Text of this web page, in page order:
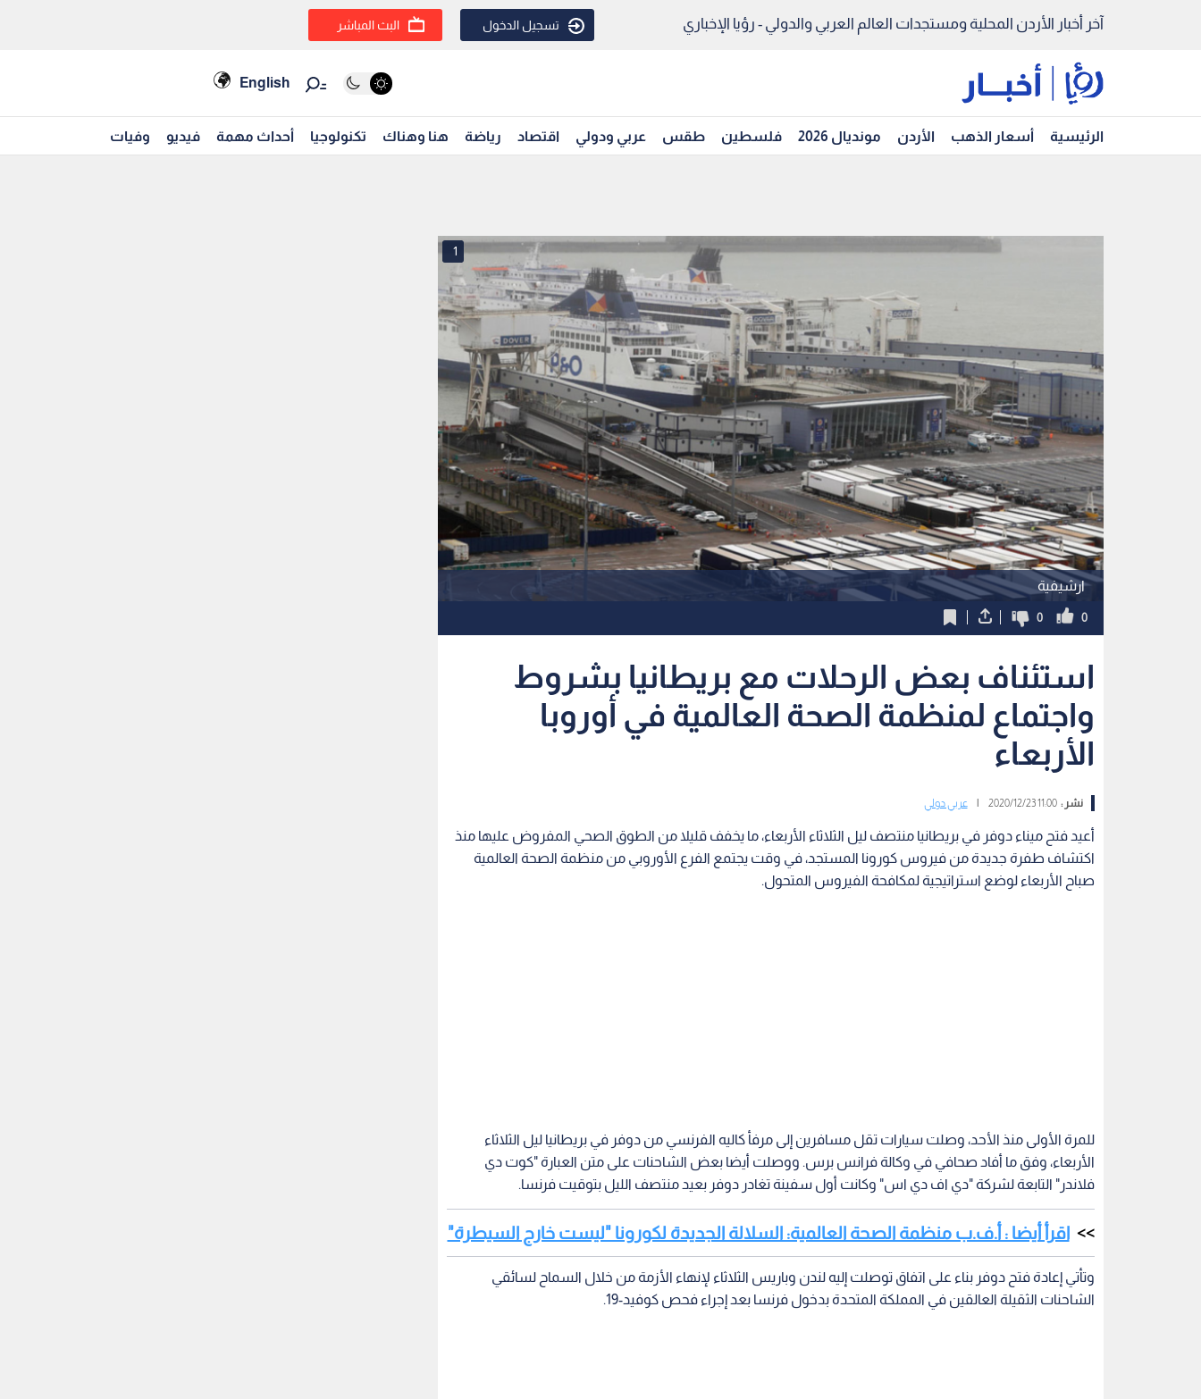
آخر أخبار الأردن المحلية ومستجدات العالم العربي والدولي - رؤيا الإخباري تسجيل الدخول البث المباشر
English
الرئيسية أسعار الذهب الأردن مونديال 2026 فلسطين طقس عربي ودولي اقتصاد رياضة هنا وهناك تكنولوجيا أحداث مهمة فيديو وفيات
ارشيفية
1
0
0
استئناف بعض الرحلات مع بريطانيا بشروط
واجتماع لمنظمة الصحة العالمية في أوروبا
الأربعاء
نشر :11:00 2020/12/23 عربي دولي
أعيد فتح ميناء دوفر في بريطانيا منتصف ليل الثلاثاء الأربعاء، ما يخفف قليلا من الطوق الصحي المفروض عليها منذ
اكتشاف طفرة جديدة من فيروس كورونا المستجد، في وقت يجتمع الفرع الأوروبي من منظمة الصحة العالمية
صباح الأربعاء لوضع استراتيجية لمكافحة الفيروس المتحول.
للمرة الأولى منذ الأحد، وصلت سيارات تقل مسافرين إلى مرفأ كاليه الفرنسي من دوفر في بريطانيا ليل الثلاثاء
الأربعاء، وفق ما أفاد صحافي في وكالة فرانس برس. ووصلت أيضا بعض الشاحنات على متن العبارة "كوت دي
فلاندر" التابعة لشركة "دي اف دي اس" وكانت أول سفينة تغادر دوفر بعيد منتصف الليل بتوقيت فرنسا.
اقرأ أيضا : أ.ف.ب منظمة الصحة العالمية: السلالة الجديدة لكورونا "ليست خارج السيطرة"
وتأتي إعادة فتح دوفر بناء على اتفاق توصلت إليه لندن وباريس الثلاثاء لإنهاء الأزمة من خلال السماح لسائقي
الشاحنات الثقيلة العالقين في المملكة المتحدة بدخول فرنسا بعد إجراء فحص كوفيد-19.